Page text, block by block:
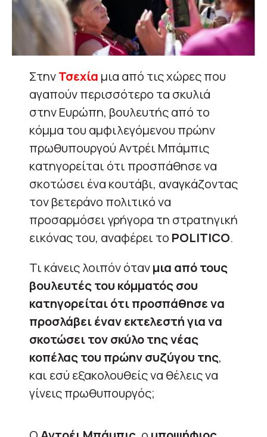
ΣτηνΤσεχία μια από τις χώρες που
αγαπούν περισσότερο τα σκυλιά
στην Ευρώπη, βουλευτής από το
κόμμα του αμφιλεγόμενου πρώην
πρωθυπουργού Αντρέι Μπάμπις
κατηγορείται ότι προσπάθησε να
σκοτώσει ένα κουτάβι, αναγκάζοντας
τον βετεράνο πολιτικό να
προσαρμόσει γρήγορα τη στρατηγική
εικόνας του, αναφέρει το POLITICO.
Τι κάνεις λοιπόν ότανμια από τους
βουλευτές του κόμματός σου
κατηγορείται ότι προσπάθησε να
προσλάβει έναν εκτελεστή για να
σκοτώσει τον σκύλο της νέας
κοπέλας του πρώην συζύγου της,
και εσύ εξακολουθείς να θέλεις να
γίνεις πρωθυπουργός;